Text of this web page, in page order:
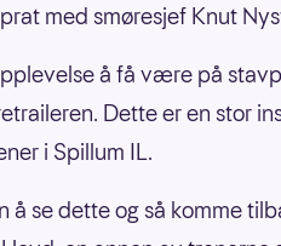
med smøresjef Knut
å få være på
Dette er en stor
i Spillum IL.
å se dette og så komme